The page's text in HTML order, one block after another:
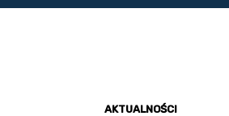
AKTUALNOŚCI